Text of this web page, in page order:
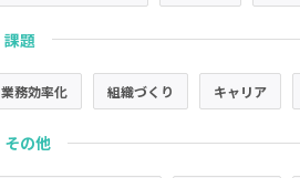
課題
業務効率化 組織づくり キャリア
その他